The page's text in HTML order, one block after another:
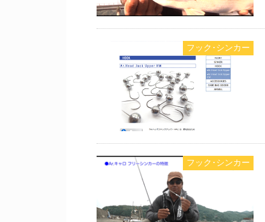
フック･シンカー
フック･シンカー